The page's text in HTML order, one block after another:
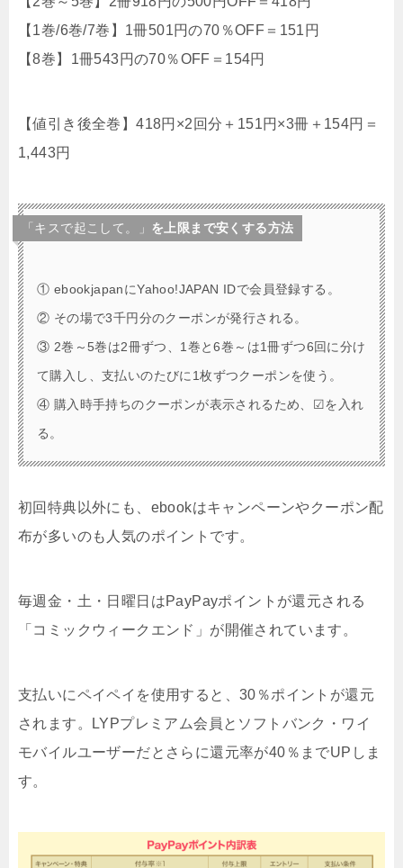
【1巻/6巻/7巻】1冊501円の70％OFF＝151円
【8巻】1冊543円の70％OFF＝154円
【値引き後全巻】418円×2回分＋151円×3冊＋154円＝
1,443円
「キスで起こして。」 を上限まで安くする方法
① ebookjapanにYahoo!JAPAN IDで会員登録する。
② その場で3千円分のクーポンが発行される。
③ 2巻～5巻は2冊ずつ、1巻と6巻～は1冊ずつ6回に分け
て購入し、支払いのたびに1枚ずつクーポンを使う。
④ 購入時手持ちのクーポンが表示されるため、☑を入れ
る。
初回特典以外にも、ebookはキャンペーンやクーポン配
布が多いのも人気のポイントです。
毎週金・土・日曜日はPayPayポイントが還元される
「コミックウィークエンド」が開催されています。
支払いにペイペイを使用すると、30％ポイントが還元
されます。LYPプレミアム会員とソフトバンク・ワイ
モバイルユーザーだとさらに還元率が40％までUPしま
す。